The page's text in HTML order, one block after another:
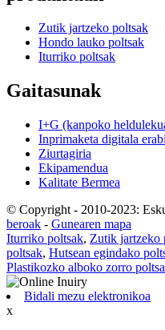
Zutik jartzeko poltsak
Hondo lauko poltsak
Iturriko poltsak
Gaitasunak
I+G (kanpoko
Inprimaketa digitala
Ziurtagiria
Ekipamendua
Kalitate Bermea
© Copyright - 2010-2023:
beroak - Gunearen mapa
Iturriko poltsak, Zutik jartzeko
poltsak, Hutsean egindako
Plastikozko alboko zorro
Bidali mezu elektronikoa
x